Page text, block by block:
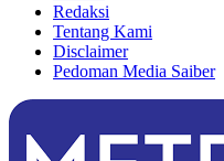
Redaksi
Tentang Kami
Disclaimer
Pedoman Media Saiber